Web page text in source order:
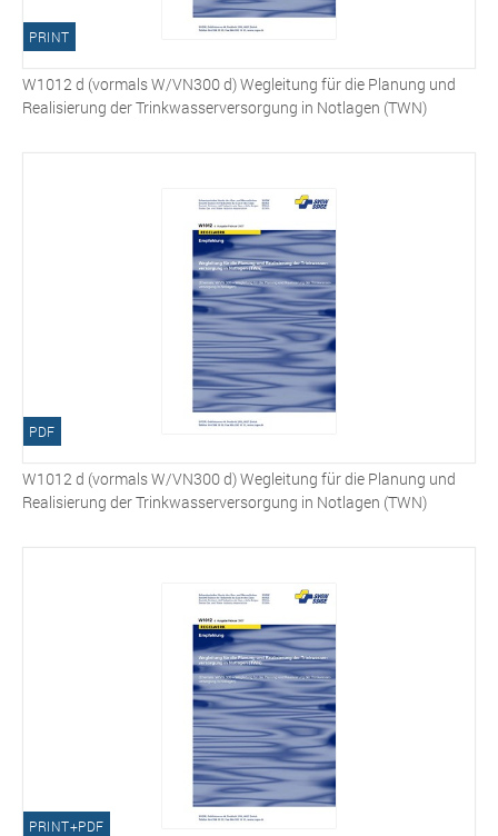
PRINT
W1012 d (vormals W/VN300 d) Wegleitung für die Planung und
Realisierung der Trinkwasserversorgung in Notlagen (TWN)
PDF
W1012 d (vormals W/VN300 d) Wegleitung für die Planung und
Realisierung der Trinkwasserversorgung in Notlagen (TWN)
PRINT+PDF